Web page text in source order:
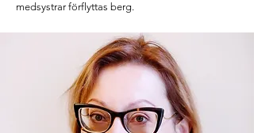
medsystrar förflyttas berg.